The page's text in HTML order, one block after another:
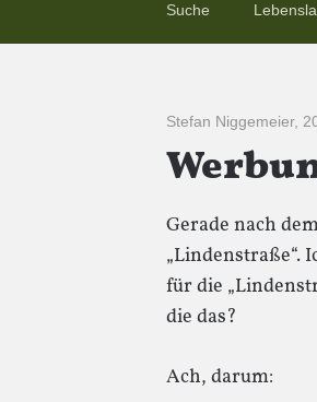
Suche
Stefan Niggemeier,
Gerade nach
„Lindenstraße“.
für die
die das?
Ach, darum: